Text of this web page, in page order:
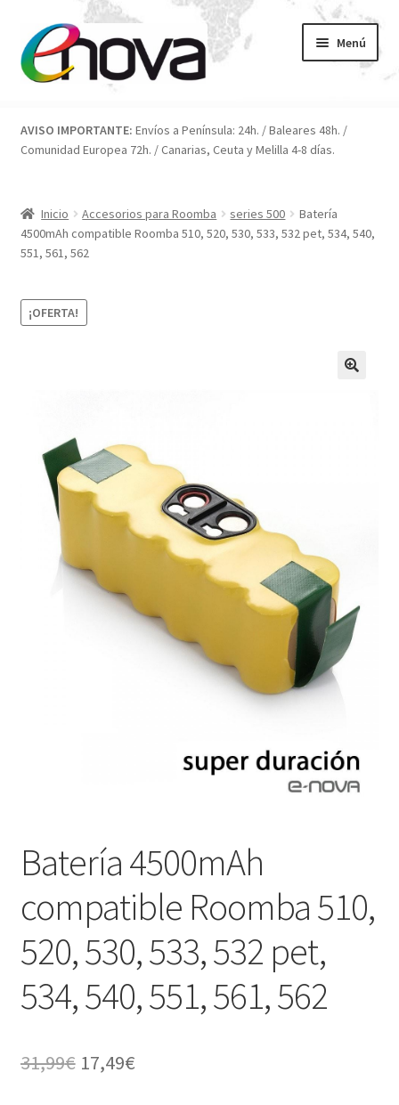
a
la
al
contenido
Menú
Blog
Condiciones
Contacto
Finalizar compra
AVISO IMPORTANTE: Envíos a Península: 24h. / Baleares 48h. /
Comunidad Europea 72h. / Canarias, Ceuta y Melilla 4-8 días.
Inicio Accesorios para Roomba series 500
Batería
4500mAh compatible Roomba 510, 520, 530, 533, 532 pet, 534, 540,
551, 561, 562
¡OFERTA!
Batería 4500mAh
compatible Roomba 510,
520, 530, 533, 532 pet,
534, 540, 551, 561, 562
31,99€ El
17,49€El